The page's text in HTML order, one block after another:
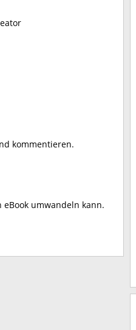
kommentieren.
umwandeln kann.